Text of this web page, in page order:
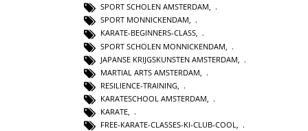
SPORT SCHOLEN AMSTERDAM,
SPORT MONNICKENDAM,
KARATE-BEGINNERS-CLASS,
SPORT SCHOLEN MONNICKENDAM
JAPANSE KRIJGSKUNSTEN AMSTERDAM
MARTIAL ARTS AMSTERDAM
RESILIENCE-TRAINING
KARATESCHOOL AMSTERDAM
KARATE
FREE-KARATE-CLASSES-KI-CLUB-COOL